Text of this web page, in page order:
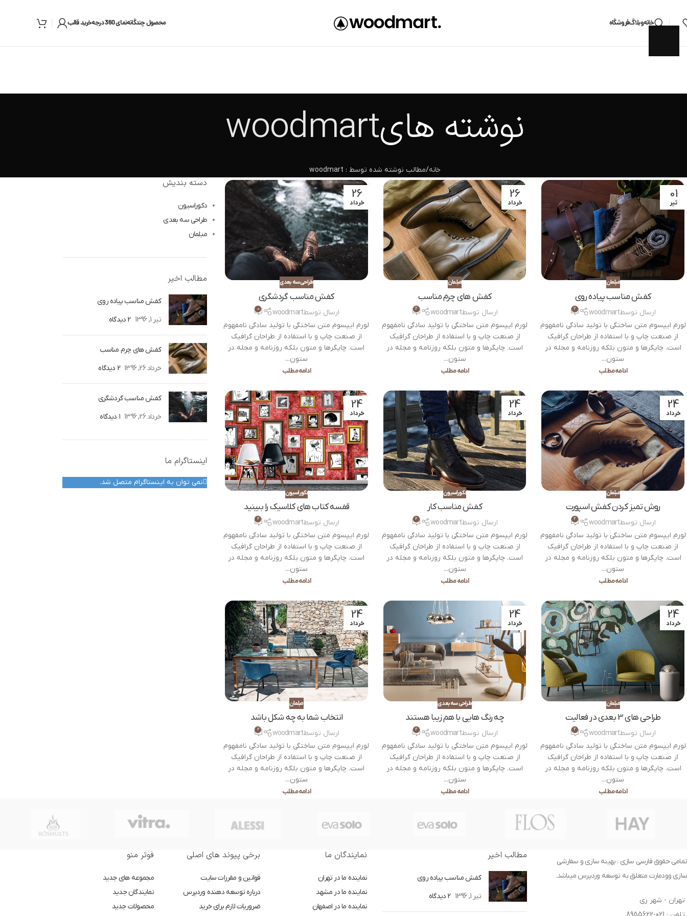
خانهوبلاگفروشگاه محصول چندگانهنمای 360 درجه خرید قالب
نوشته هایwoodmart
خانه مطالب نوشته شده توسط : woodmart
01
تیر
مبلمان
کفش مناسب پیاده روی
ارسال توسطwoodmart
2
لورم ایپسوم متن ساختگی با تولید سادگی نامفهوم
از صنعت چاپ و با استفاده از طراحان گرافیک
است. چاپگرها و متون بلکه روزنامه و مجله در
ستون...
ادامه مطلب
26
خرداد
مبلمان
کفش های چرم مناسب
ارسال توسطwoodmart
2
لورم ایپسوم متن ساختگی با تولید سادگی نامفهوم
از صنعت چاپ و با استفاده از طراحان گرافیک
است. چاپگرها و متون بلکه روزنامه و مجله در
ستون...
ادامه مطلب
26
خرداد
طراحی سه بعدی
کفش مناسب گردشگری
ارسال توسطwoodmart
0
لورم ایپسوم متن ساختگی با تولید سادگی نامفهوم
از صنعت چاپ و با استفاده از طراحان گرافیک
است. چاپگرها و متون بلکه روزنامه و مجله در
ستون...
ادامه مطلب
24
خرداد
مبلمان
روش تمیز کردن کفش اسپورت
ارسال توسطwoodmart
2
لورم ایپسوم متن ساختگی با تولید سادگی نامفهوم
از صنعت چاپ و با استفاده از طراحان گرافیک
است. چاپگرها و متون بلکه روزنامه و مجله در
ستون...
ادامه مطلب
24
خرداد
دکوراسیون
کفش مناسب کار
ارسال توسطwoodmart
2
لورم ایپسوم متن ساختگی با تولید سادگی نامفهوم
از صنعت چاپ و با استفاده از طراحان گرافیک
است. چاپگرها و متون بلکه روزنامه و مجله در
ستون...
ادامه مطلب
24
خرداد
دکوراسیون
قفسه کتاب های کلاسیک را ببینید
ارسال توسطwoodmart
2
لورم ایپسوم متن ساختگی با تولید سادگی نامفهوم
از صنعت چاپ و با استفاده از طراحان گرافیک
است. چاپگرها و متون بلکه روزنامه و مجله در
ستون...
ادامه مطلب
24
خرداد
مبلمان
طراحی های 3 بعدی در فعالیت
ارسال توسطwoodmart
2
لورم ایپسوم متن ساختگی با تولید سادگی نامفهوم
از صنعت چاپ و با استفاده از طراحان گرافیک
است. چاپگرها و متون بلکه روزنامه و مجله در
ستون...
ادامه مطلب
24
خرداد
طراحی سه بعدی
چه رنگ هایی با هم زیبا هستند
ارسال توسطwoodmart
2
لورم ایپسوم متن ساختگی با تولید سادگی نامفهوم
از صنعت چاپ و با استفاده از طراحان گرافیک
است. چاپگرها و متون بلکه روزنامه و مجله در
ستون...
ادامه مطلب
24
خرداد
مبلمان
انتخاب شما به چه شکل باشد
ارسال توسطwoodmart
2
لورم ایپسوم متن ساختگی با تولید سادگی نامفهوم
از صنعت چاپ و با استفاده از طراحان گرافیک
است. چاپگرها و متون بلکه روزنامه و مجله در
ستون...
ادامه مطلب
دسته بندیش
دکوراسیون
طراحی سه بعدی
مبلمان
مطالب اخیر
کفش مناسب پیاده روی
تیر 1, 1396
2 دیدگاه
کفش های چرم مناسب
خرداد 26, 1396
2 دیدگاه
کفش مناسب گردشگری
خرداد 26, 1396
۱ دیدگاه
اینستاگرام ما
نمی توان به اینستاگرام متصل شد.
تمامی حقوق فارسی سازی ، بهینه سازی و سفارشی
سازی وودمارت متعلق به توسعه وردپرس میباشد.
تهران - شهر ری
مطالب اخیر
کفش مناسب پیاده روی
تیر 1, 1396
2 دیدگاه
نمایندگان ما
نماینده ما در تهران
نماینده ما در مشهد
نماینده ما در اصفهان
برخی پیوند های اصلی
قوانین و مقررات سایت
درباره توسعه دهنده وردپرس
ضروریات لازم برای خرید
فوتر منو
مجموعه های جدید
نمایندگان جدید
محصولات جدید